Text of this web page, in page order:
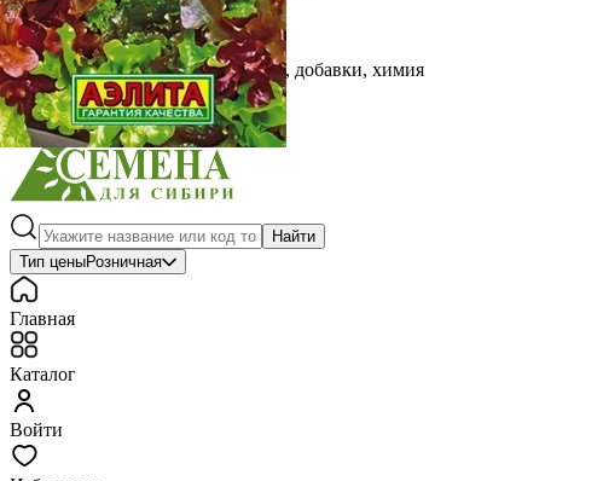
Консервирование
Средства защиты, удобрения, добавки, химия
Обустройство сада, декор
Найти
Тип ценыРозничная
Главная
Каталог
Войти